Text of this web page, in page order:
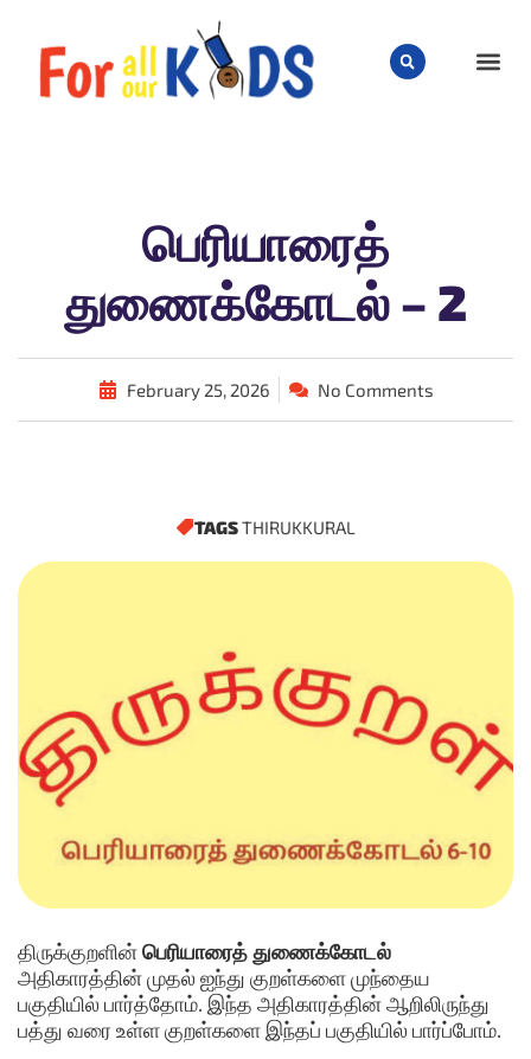
பெரியாரைத்
துணைக்கோடல் – 2
February 25, 2026 No Comments
TAGSTHIRUKKURAL
திருக்குறளின்பெரியாரைத் துணைக்கோடல்
அதிகாரத்தின் முதல் ஐந்து குறள்களை முந்தைய
பகுதியில் பார்த்தோம். இந்த அதிகாரத்தின் ஆறிலிருந்து
பத்து வரை உள்ள குறள்களை இந்தப் பகுதியில் பார்ப்போம்.